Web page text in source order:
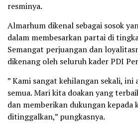
resminya.
Almarhum dikenal sebagai sosok
dalam membesarkan partai di
Semangat perjuangan dan
dikenang oleh seluruh kader PDI
” Kami sangat kehilangan sekali, ini
semua. Mari kita doakan yang
dan memberikan dukungan kepada
ditinggalkan,” pungkasnya.